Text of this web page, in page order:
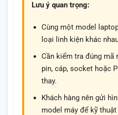
Lưu ý quan trọng:
Cùng một model
loại linh kiện khác
Cần kiểm tra đúng mã
pin, cáp, socket hoặc
thay.
Khách hàng nên gửi
model máy để kỹ